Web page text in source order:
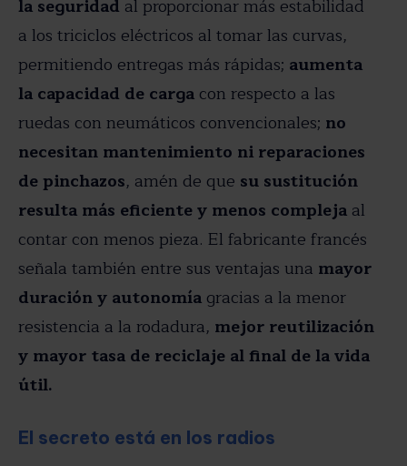
la seguridad al proporcionar más estabilidad
a los triciclos eléctricos al tomar las curvas,
permitiendo entregas más rápidas; aumenta
la capacidad de carga con respecto a las
ruedas con neumáticos convencionales; no
necesitan mantenimiento ni reparaciones
de pinchazos, amén de que su sustitución
resulta más eficiente y menos compleja al
contar con menos pieza. El fabricante francés
señala también entre sus ventajas una mayor
duración y autonomía gracias a la menor
resistencia a la rodadura, mejor reutilización
y mayor tasa de reciclaje al final de la vida
útil.
El secreto está en los radios